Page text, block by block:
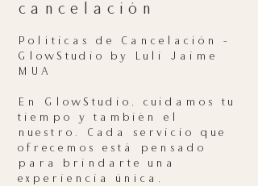
cancelación
Políticas de Cancelación –
GlowStudio by Luli Jaime
MUA
En GlowStudio, cuidamos tu
tiempo y también el
nuestro. Cada servicio que
ofrecemos está pensado
para brindarte una
experiencia única,